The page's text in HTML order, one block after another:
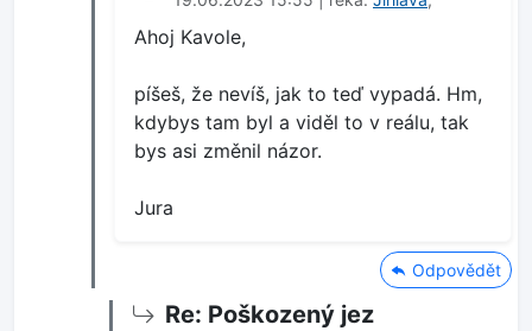
Ahoj Kavole,
píšeš, že nevíš, jak to teď vypadá. Hm,
kdybys tam byl a viděl to v reálu, tak
bys asi změnil názor.
Jura
Odpovědět
Re: Poškozený jez